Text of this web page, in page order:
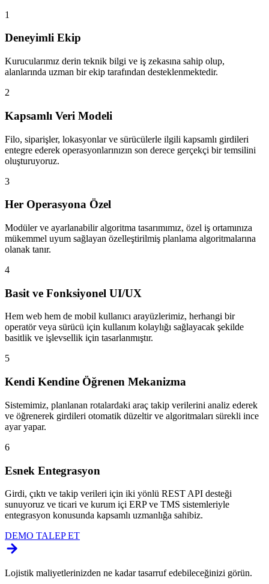
1
Deneyimli Ekip
Kurucularımız derin teknik bilgi ve iş zekasına sahip olup,
alanlarında uzman bir ekip tarafından desteklenmektedir.
2
Kapsamlı Veri Modeli
Filo, siparişler, lokasyonlar ve sürücülerle ilgili kapsamlı girdileri
entegre ederek operasyonlarınızın son derece gerçekçi bir temsilini
oluşturuyoruz.
3
Her Operasyona Özel
Modüler ve ayarlanabilir algoritma tasarımımız, özel iş ortamınıza
mükemmel uyum sağlayan özelleştirilmiş planlama algoritmalarına
olanak tanır.
4
Basit ve Fonksiyonel UI/UX
Hem web hem de mobil kullanıcı arayüzlerimiz, herhangi bir
operatör veya sürücü için kullanım kolaylığı sağlayacak şekilde
basitlik ve işlevsellik için tasarlanmıştır.
5
Kendi Kendine Öğrenen Mekanizma
Sistemimiz, planlanan rotalardaki araç takip verilerini analiz ederek
ve öğrenerek girdileri otomatik düzeltir ve algoritmaları sürekli ince
ayar yapar.
6
Esnek Entegrasyon
Girdi, çıktı ve takip verileri için iki yönlü REST API desteği
sunuyoruz ve ticari ve kurum içi ERP ve TMS sistemleriyle
entegrasyon konusunda kapsamlı uzmanlığa sahibiz.
DEMO TALEP ET
Lojistik maliyetlerinizden ne kadar tasarruf edebileceğinizi görün.